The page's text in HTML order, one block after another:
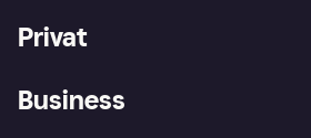
Privat
Business